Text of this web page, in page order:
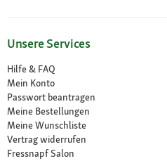
Unsere Services
Hilfe & FAQ
Mein Konto
Passwort beantragen
Meine Bestellungen
Meine Wunschliste
Vertrag widerrufen
Fressnapf Salon